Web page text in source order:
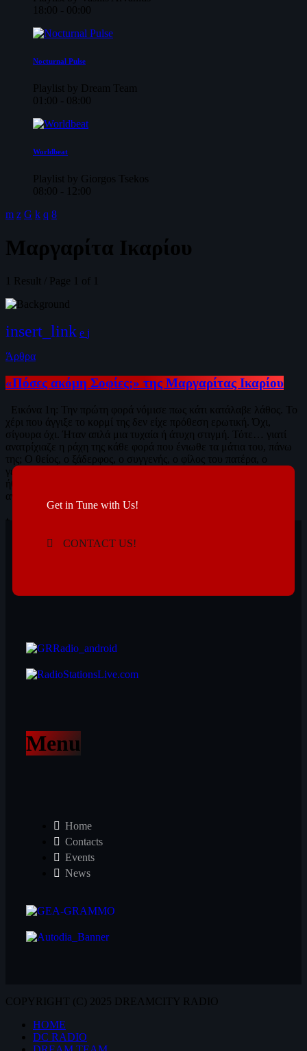
18:00 - 00:00
Nocturnal Pulse
Playlist by Dream Team
01:00 - 08:00
Worldbeat
Playlist by Giorgos Tsekos
08:00 - 12:00
Μαργαρίτα Ικαρίου
1 Result / Page 1 of 1
insert_link
Άρθρα
«Πόσες ακόμη Σοφίες;» της Μαργαρίτας Ικαρίου
Εικόνα 1η: Την πρώτη φορά νόμισε πως κάτι κατάλαβε λάθος. Το
χέρι που άγγιξε το κορμί της δεν είχε πρόθεση ερωτική. Όχι,
σίγουρα όχι. Ήταν απλά μια τυχαία ή άτυχη στιγμή. Τότε… γιατί
ανατρίχιαζε η ράχη της κάθε φορά που ένιωθε τα μάτια του, πάνω
της; Ο θείος, ο ξάδερφος, ο συγγενής, ο φίλος του πατέρα, ο
γείτονας, ο προπονητής, ο αθλητικός παράγοντας. Σίγουρα, δεν
ήθελε να της κάνει κακό. Τυχαίο ήταν. Τυχαίο… Εικόνα 2η: Είχε
ανάγκη τη δουλειά. […]
today
Get in Tune with Us!
CONTACT US!
Menu
Home
Contacts
Events
News
COPYRIGHT (C) 2025 DREAMCITY RADIO
HOME
DC RADIO